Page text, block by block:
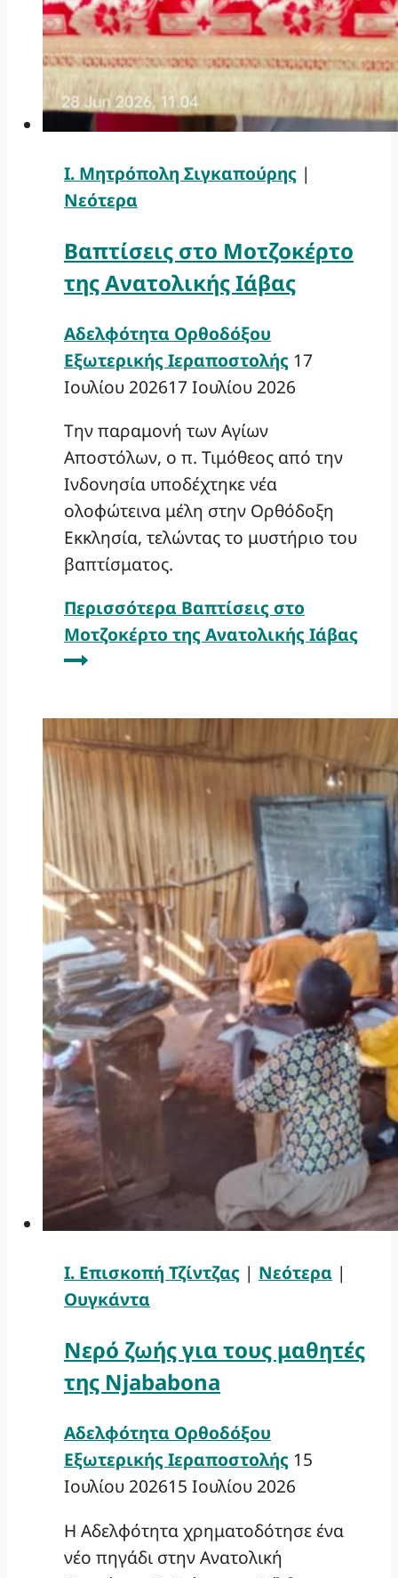
Ι. Μητρόπολη Σιγκαπούρης |
Νεότερα
Βαπτίσεις στο Μοτζοκέρτο
της Ανατολικής Ιάβας
Αδελφότητα Ορθοδόξου
Εξωτερικής Ιεραποστολής 17
Ιουλίου 202617 Ιουλίου 2026
Την παραμονή των Αγίων
Αποστόλων, ο π. Τιμόθεος από την
Ινδονησία υποδέχτηκε νέα
ολοφώτεινα μέλη στην Ορθόδοξη
Εκκλησία, τελώντας το μυστήριο του
βαπτίσματος.
Περισσότερα Βαπτίσεις στο
Μοτζοκέρτο της Ανατολικής Ιάβας
Ι. Επισκοπή Τζίντζας | Νεότερα |
Ουγκάντα
Νερό ζωής για τους μαθητές
της Njababona
Αδελφότητα Ορθοδόξου
Εξωτερικής Ιεραποστολής 15
Ιουλίου 202615 Ιουλίου 2026
Η Αδελφότητα χρηματοδότησε ένα
νέο πηγάδι στην Ανατολική